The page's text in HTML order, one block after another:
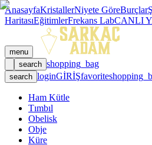
AnasayfaKristallerNiyete GöreBurçlar
HaritasıEğitimlerFrekans LabCANLI
menu
search shopping_bag
search loginGİRİŞfavorite
Ham Kütle
Tımbıl
Obelisk
Obje
Küre